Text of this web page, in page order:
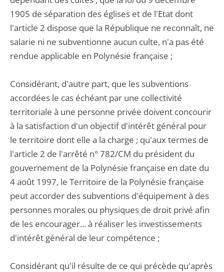
1905 de séparation des églises et de l'Etat dont
l'article 2 dispose que la République ne reconnaît, ne
salarie ni ne subventionne aucun culte, n'a pas été
rendue applicable en Polynésie française ;
Considérant, d'autre part, que les subventions
accordées le cas échéant par une collectivité
territoriale à une personne privée doivent concourir
à la satisfaction d'un objectif d'intérêt général pour
le territoire dont elle a la charge ; qu'aux termes de
l'article 2 de l'arrêté n° 782/CM du président du
gouvernement de la Polynésie française en date du
4 août 1997, le Territoire de la Polynésie française
peut accorder des subventions d'équipement à des
personnes morales ou physiques de droit privé afin
de les encourager... à réaliser les investissements
d'intérêt général de leur compétence ;
Considérant qu'il résulte de ce qui précède qu'après